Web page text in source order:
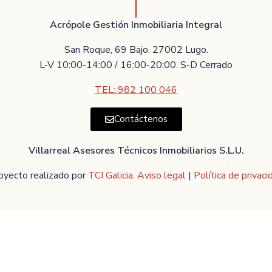
Acrópole Gestión Inmobiliaria Integral
San Roque, 69 Bajo. 27002 Lugo.
L-V 10:00-14:00 / 16:00-20:00. S-D Cerrado
TEL: 982 100 046
Contáctenos
Villarreal Asesores Técnicos Inmobiliarios S.L.U.
realizado porTCI Galicia. Aviso legal | Política de